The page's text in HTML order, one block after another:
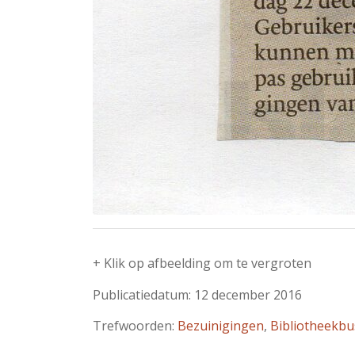
+ Klik op afbeelding om te vergroten
Publicatiedatum: 12 december 2016
Trefwoorden: Bezuinigingen,